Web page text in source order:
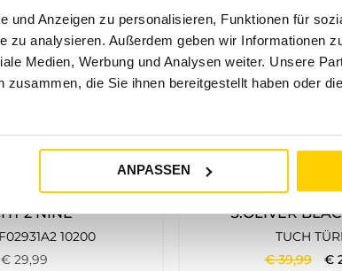
und Anzeigen zu personalisieren, Funktionen für
zu analysieren. Außerdem geben wir Informationen
Medien, Werbung und Analysen weiter. Unsere
zusammen, die Sie ihnen bereitgestellt haben oder
ANPASSEN
2 NINE
10200
€29,99
S.OLIVER
TUCH
€39,99 €